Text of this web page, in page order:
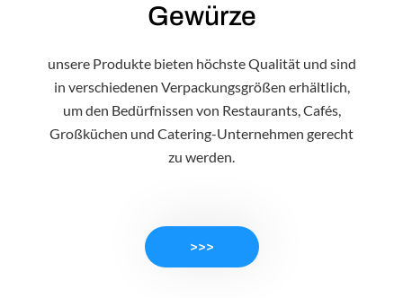
Gewürze
unsere Produkte bieten höchste Qualität und sind
in verschiedenen Verpackungsgrößen erhältlich,
um den Bedürfnissen von Restaurants, Cafés,
Großküchen und Catering-Unternehmen gerecht
zu werden.
>>>